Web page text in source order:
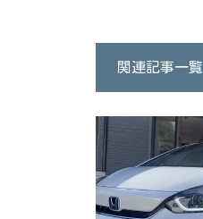
関連記事一覧